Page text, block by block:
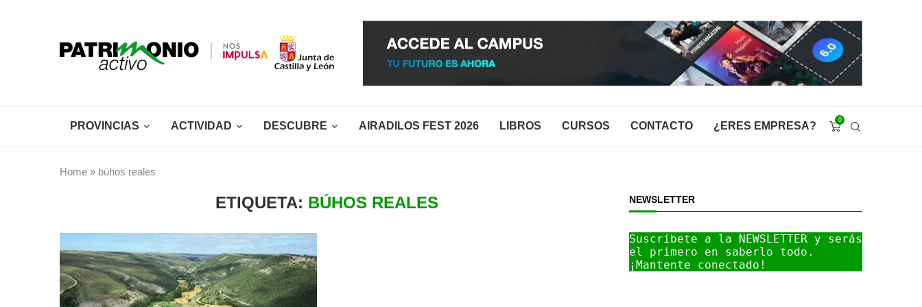
PROVINCIAS ACTIVIDAD DESCUBRE AIRADILOS FEST 2026 LIBROS CURSOS CONTACTO ¿ERES EMPRESA? 0
Home » búhos reales
ETIQUETA: BÚHOS REALES NEWSLETTER
Suscríbete a la NEWSLETTER y serás
el primero en saberlo todo.
¡Mantente conectado!